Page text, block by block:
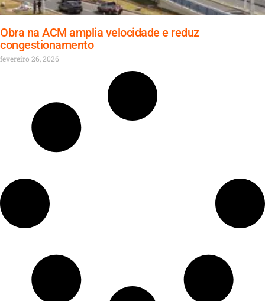
Obra na ACM amplia velocidade e reduz
congestionamento
fevereiro 26, 2026